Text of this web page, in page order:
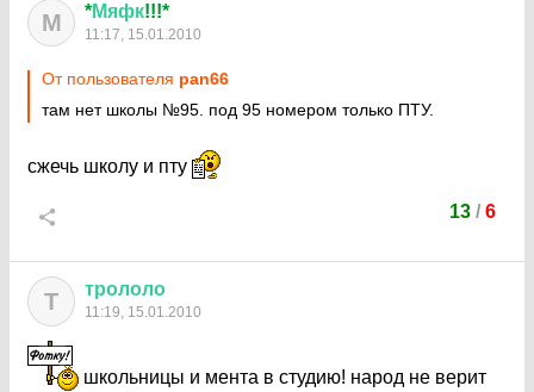
М *Мяфк!!!*
11:17, 15.01.2010
От пользователя pan66
там нет школы №95. под 95 номером только ПТУ.
сжечь школу и пту
13 / 6
Т трололо
11:19, 15.01.2010
школьницы и мента в студию! народ не верит